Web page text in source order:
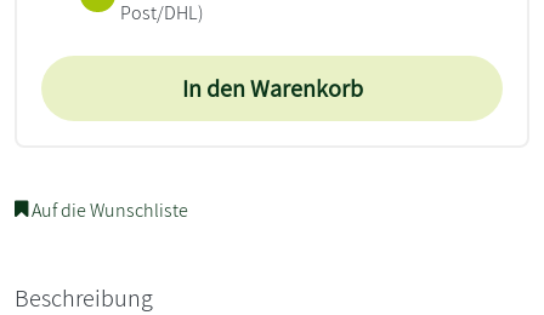
Post/DHL)
In den Warenkorb
Auf die Wunschliste
Beschreibung